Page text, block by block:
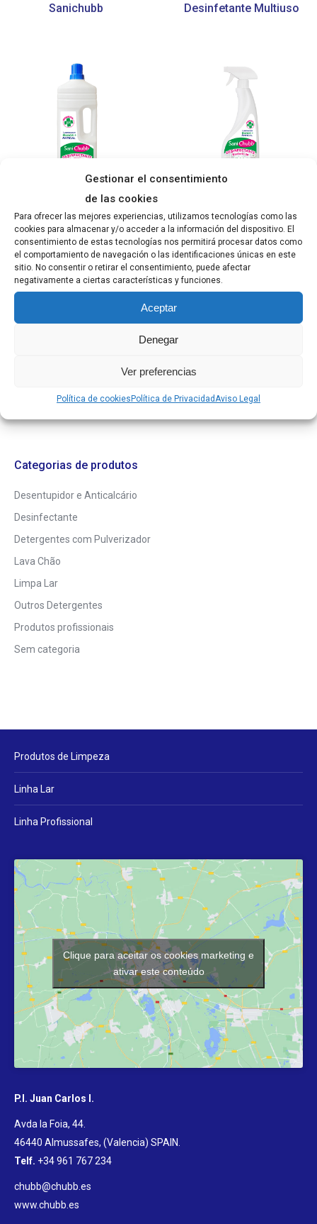
Gestionar el consentimiento
de las cookies
Para ofrecer las mejores experiencias, utilizamos tecnologías como las
cookies para almacenar y/o acceder a la información del dispositivo. El
consentimiento de estas tecnologías nos permitirá procesar datos como
el comportamiento de navegación o las identificaciones únicas en este
sitio. No consentir o retirar el consentimiento, puede afectar
negativamente a ciertas características y funciones.
Aceptar
Denegar
Ver preferencias
Política de cookies Política de PrivacidadAviso Legal
Sanichubb
Desinfetante Multiuso
Detergente de Casa de
Banho + Anticalcário
Sanichubb
de Banho +
Anticalcário
Desinfetante Spray
Categorias de produtos
Desentupidor e Anticalcário
Desinfectante
Detergentes com Pulverizador
Lava Chão
Limpa Lar
Outros Detergentes
Produtos profissionais
Sem categoria
Produtos de Limpeza
Linha Lar
Linha Profissional
Clique para aceitar os cookies marketing e
ativar este conteúdo
P.I. Juan Carlos I.
Avda la Foia, 44.
46440 Almussafes, (Valencia) SPAIN
Telf. +34 961 767 234
chubb@chubb.es
www.chubb.es